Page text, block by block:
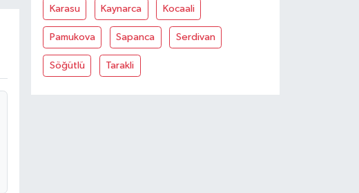
Karasu Kaynarca Kocaali
Pamukova Sapanca Serdivan
Söğütlü Tarakli